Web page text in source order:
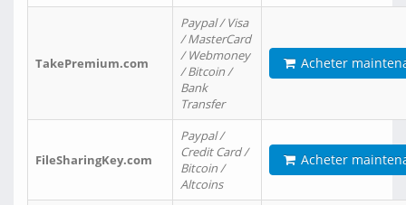
TakePremium.com
Paypal / Visa
/ MasterCard
/ Webmoney
/ Bitcoin /
Bank
Transfer
Acheter
FileSharingKey.com
Paypal /
Credit Card /
Bitcoin /
Altcoins
Acheter